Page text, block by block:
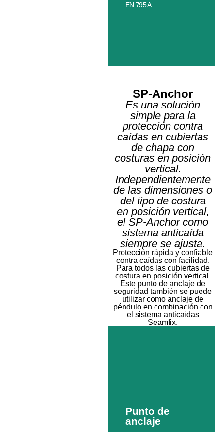
EN 795 A
KN-AO
Punto de anclaje
Más
información
SP-Anchor
Es una solución
simple para la
protección contra
caídas en cubiertas
de chapa con
costuras en posición
vertical.
Independientemente
de las dimensiones o
del tipo de costura
en posición vertical,
el SP-Anchor como
sistema anticaída
siempre se ajusta.
Protección rápida y confiable
contra caídas con facilidad.
Para todos las cubiertas de
costura en posición vertical.
Este punto de anclaje de
seguridad también se puede
utilizar como anclaje de
péndulo en combinación con
el sistema anticaídas
Seamfix.
Punto de
anclaje